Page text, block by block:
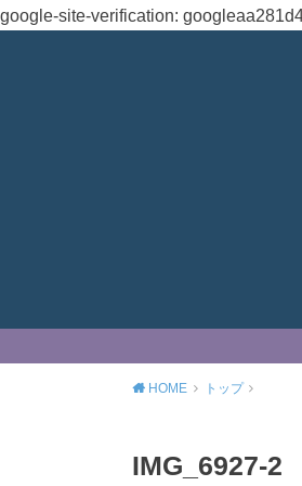
google-site-verification:
HOME トップ
IMG_6927-2